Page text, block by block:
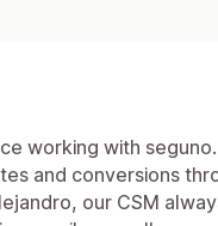
working with
and conversions
our CSM